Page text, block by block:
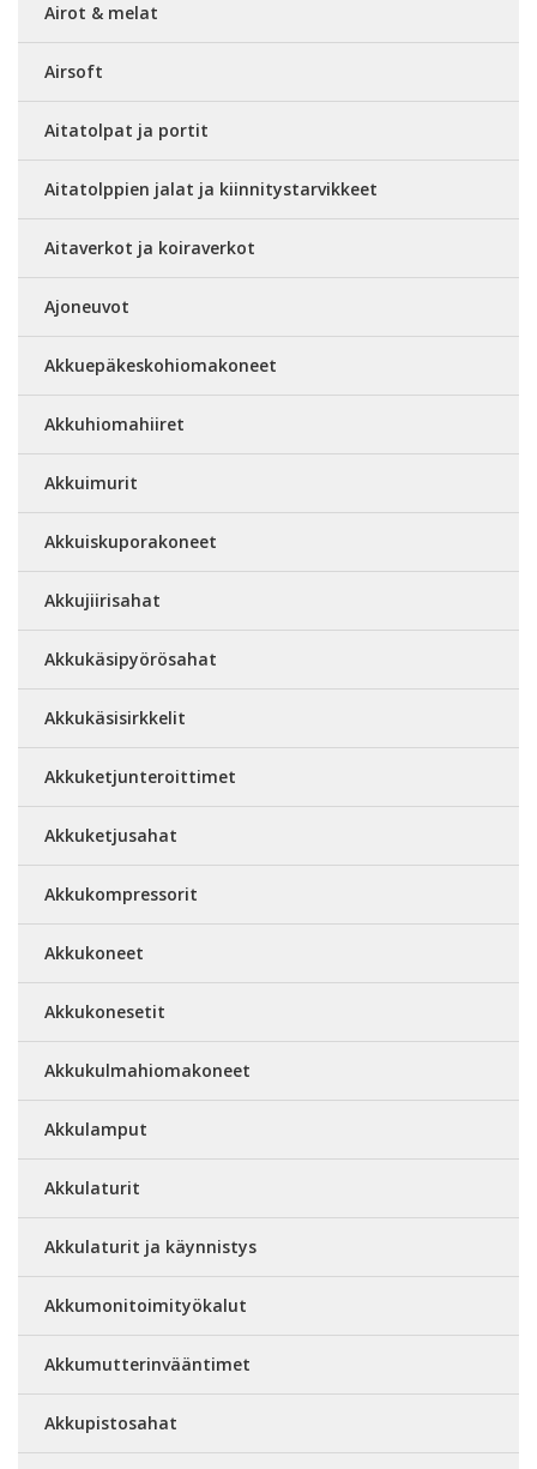
Airot & melat
Airsoft
Aitatolpat ja portit
Aitatolppien jalat ja kiinnitystarvikkeet
Aitaverkot ja koiraverkot
Ajoneuvot
Akkuepäkeskohiomakoneet
Akkuhiomahiiret
Akkuimurit
Akkuiskuporakoneet
Akkujiirisahat
Akkukäsipyörösahat
Akkukäsisirkkelit
Akkuketjunteroittimet
Akkuketjusahat
Akkukompressorit
Akkukoneet
Akkukonesetit
Akkukulmahiomakoneet
Akkulamput
Akkulaturit
Akkulaturit ja käynnistys
Akkumonitoimityökalut
Akkumutterinvääntimet
Akkupistosahat